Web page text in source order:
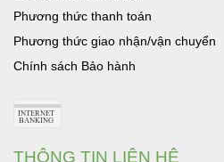
Phương thức thanh toán
Phương thức giao nhận/vận chuyển
Chính sách Bảo hành
THÔNG TIN LIÊN HỆ